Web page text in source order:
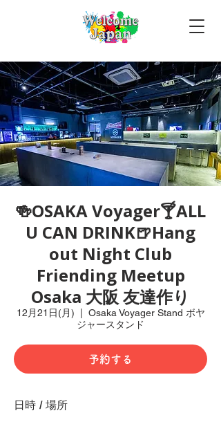
🍻OSAKA Voyager🍸ALL
U CAN DRINK🍺Hang
out Night Club
Friending Meetup
Osaka 大阪 友達作り
12月21日(月)
Osaka Voyager Stand ボヤ
ジャースタンド
予約する
日時 / 場所